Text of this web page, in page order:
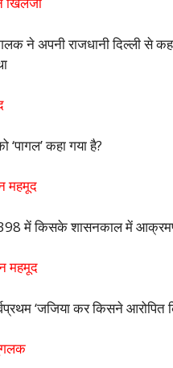
ने अपनी राजधानी दिल्ली से
कहा गया है?
महमूद
में किसके शासनकाल में
महमूद
‘जजिया कर किसने आरोपित